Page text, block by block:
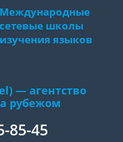
Международные
сетевые школы
изучения языков
— агентство
рубежом
85-45